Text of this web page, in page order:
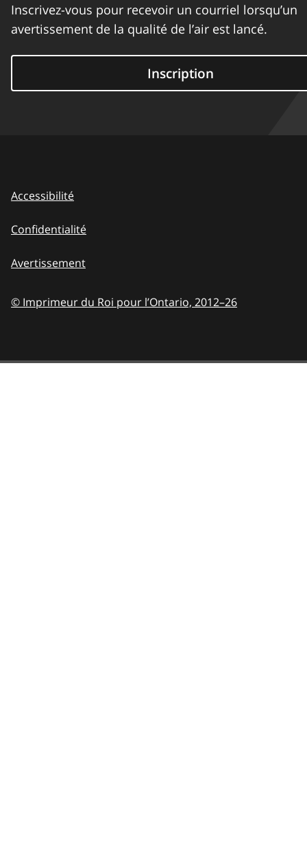
Inscrivez-vous pour recevoir un courriel lorsqu’un
avertissement de la qualité de l’air est lancé.
Inscription
Accessibilité
Confidentialité
Avertissement
© Imprimeur du Roi pour l’Ontario, 2012–26